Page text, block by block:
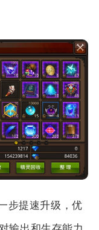
步提速升级，优